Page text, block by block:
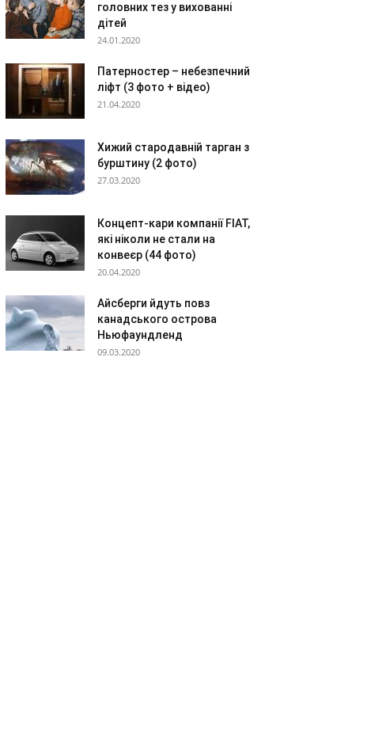
головних тез у вихованні
дітей
24.01.2020
Патерностер – небезпечний
ліфт (3 фото + відео)
21.04.2020
Хижий стародавній тарган з
бурштину (2 фото)
27.03.2020
Концепт-кари компанії FIAT,
які ніколи не стали на
конвеєр (44 фото)
20.04.2020
Айсберги йдуть повз
канадського острова
Ньюфаундленд
09.03.2020